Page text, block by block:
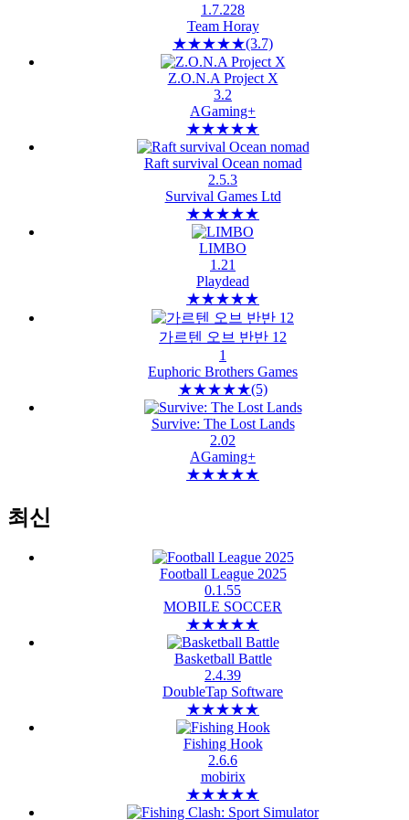
1.7.228
Team Horay
★★★★★(3.7)
Z.O.N.A Project X
3.2
AGaming+
★★★★★
Raft survival Ocean nomad
2.5.3
Survival Games Ltd
★★★★★
LIMBO
1.21
Playdead
★★★★★
가르텐 오브 반반 12
1
Euphoric Brothers Games
★★★★★(5)
Survive: The Lost Lands
2.02
AGaming+
★★★★★
최신
Football League 2025
0.1.55
MOBILE SOCCER
★★★★★
Basketball Battle
2.4.39
DoubleTap Software
★★★★★
Fishing Hook
2.6.6
mobirix
★★★★★